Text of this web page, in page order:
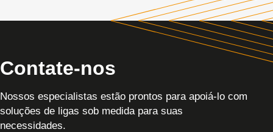
Contate-nos
Nossos especialistas estão prontos para apoiá-lo com
soluções de ligas sob medida para suas
necessidades.